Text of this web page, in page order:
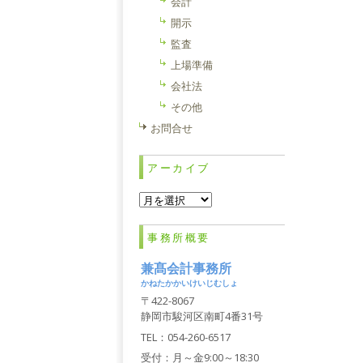
開示
監査
上場準備
会社法
その他
お問合せ
アーカイブ
ア
カ
イ
ブ
事務所概要
兼髙会計事務所
かねたかかいけいじむしょ
〒422-8067
静岡市駿河区南町4番31号
TEL：054-260-6517
受付：月～金9:00～18:30